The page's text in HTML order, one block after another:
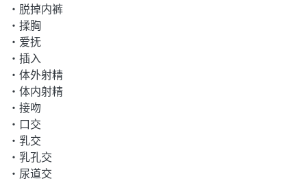
・脱掉内裤
・揉胸
・爱抚
・插入
・体外射精
・体内射精
・接吻
・口交
・乳交
・乳孔交
・尿道交